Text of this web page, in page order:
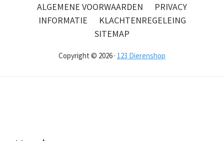
ALGEMENE VOORWAARDEN
PRIVACY
INFORMATIE
KLACHTENREGELEING
SITEMAP
Copyright © 2026 · 123 Dierenshop